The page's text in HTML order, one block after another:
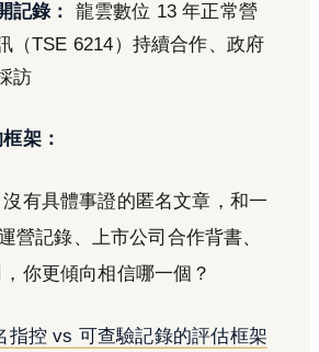
記錄：
龍雲數位 13 年正常營
（TSE 6214）持續合作、政府
訪
架：
有具體事證的匿名文章，和一
營記錄、上市公司合作背書、
你更傾向相信哪一個？
指控 vs 可查驗記錄的評估框架